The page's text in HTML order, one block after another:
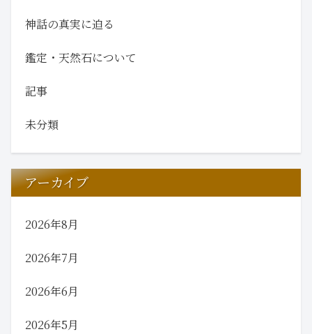
神話の真実に迫る
鑑定・天然石について
記事
未分類
アーカイブ
2026年8月
2026年7月
2026年6月
2026年5月